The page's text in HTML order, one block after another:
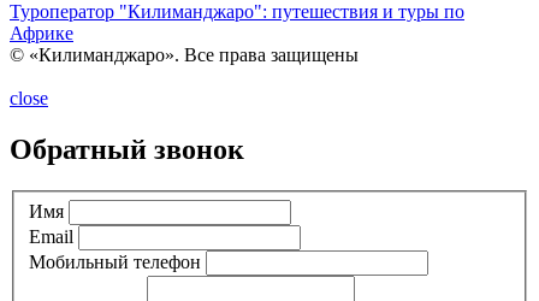
Туроператор "Килиманджаро": путешествия и туры по
Африке
© «Килиманджаро». Все права защищены
close
Обратный звонок
Имя
Email
Мобильный телефон